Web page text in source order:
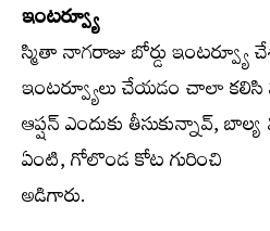
ఇంటర్వ్యూ
స్మితా నాగరాజు బోర్డు ఇంటర్వ్యూ
ఇంటర్వ్యూలు చేయడం చాలా
ఆప్షన్‌ ఎందుకు తీసుకున్నావ్‌,
ఏంటి, గోలొండ కోట గురించి
అడిగారు.